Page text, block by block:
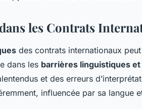
les Contrats
des contrats internationaux
dans les barrières linguistiques
et des erreurs
influencée par sa langue